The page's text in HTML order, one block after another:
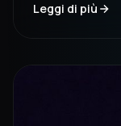
Leggi di più